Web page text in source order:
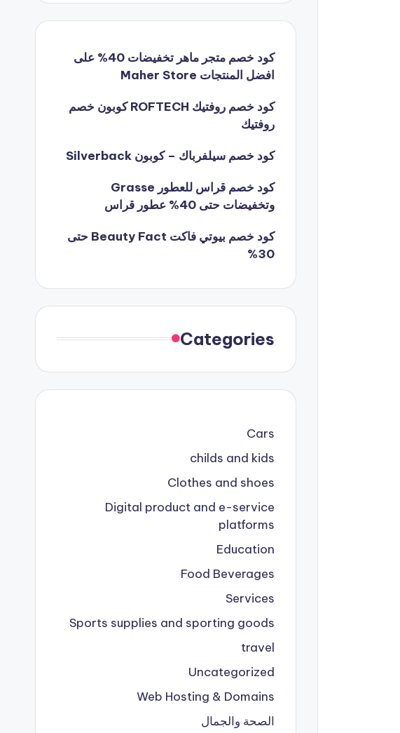
كود خصم متجر ماهر تخفيضات 40% على
افضل المنتجات Maher Store
كود خصم روفتيك ROFTECH كوبون خصم
روفتيك
كود خصم سيلفرباك – كوبون Silverback
كود خصم قراس للعطور Grasse
وتخفيضات حتى 40% عطور قراس
كود خصم بيوتي فاكت Beauty Fact حتى
30%
Categories
Cars
childs and kids
Clothes and shoes
Digital product and e-service
platforms
Education
Food Beverages
Services
Sports supplies and sporting goods
travel
Uncategorized
Web Hosting & Domains
الصحة والجمال